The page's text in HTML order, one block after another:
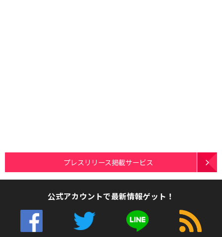
プレスリリース掲載サービス
公式アカウントで最新情報ゲット！